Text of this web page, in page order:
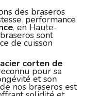
des braseros
performance
, en Haute-
sont
de cuisson
acier corten de
pour sa
et son
de nos braseros est